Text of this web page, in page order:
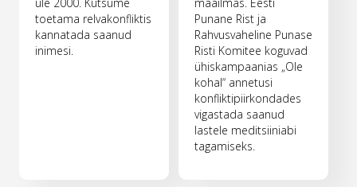
üle 2000. Kutsume
toetama relvakonfliktis
kannatada saanud
inimesi.
maailmas. Eesti
Punane Rist ja
Rahvusvaheline Punase
Risti Komitee koguvad
ühiskampaanias „Ole
kohal“ annetusi
konfliktipiirkondades
vigastada saanud
lastele meditsiiniabi
tagamiseks.